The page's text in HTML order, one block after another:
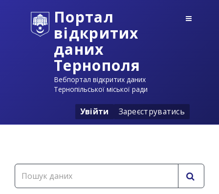
Портал
відкритих
даних
Тернополя
Вебпортал відкритих даних
Тернопільської міської ради
Увійти Зареєструватись